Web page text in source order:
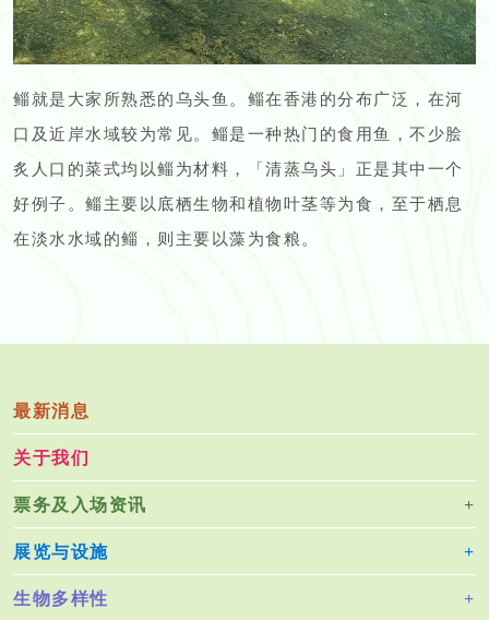
鲻就是大家所熟悉的乌头鱼。鲻在香港的分布广泛，在河
口及近岸水域较为常见。鲻是一种热门的食用鱼，不少脍
炙人口的菜式均以鲻为材料，「清蒸乌头」正是其中一个
好例子。鲻主要以底栖生物和植物叶茎等为食，至于栖息
在淡水水域的鲻，则主要以藻为食粮。
最新消息
关于我们
票务及入场资讯
展览与设施
生物多样性